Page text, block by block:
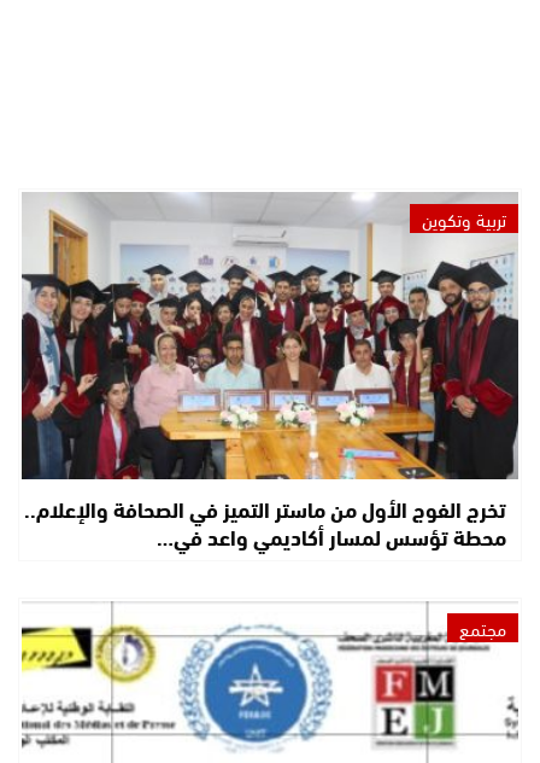
تربية وتكوين
تخرج الفوج الأول من ماستر التميز في الصحافة والإعلام..
محطة تؤسس لمسار أكاديمي واعد في…
مجتمع